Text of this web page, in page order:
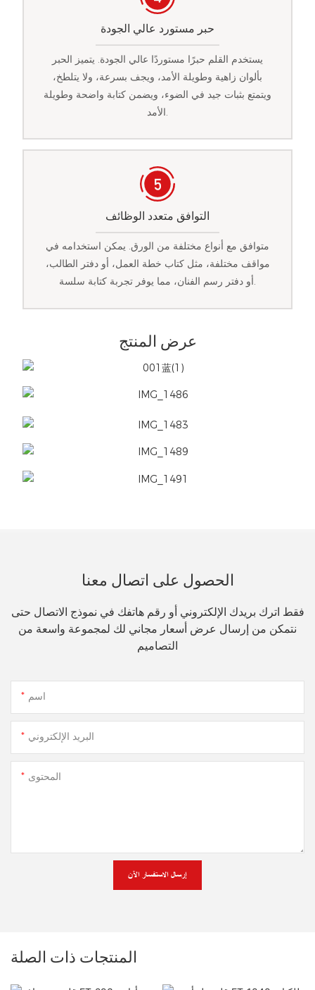
حبر مستورد عالي الجودة
يستخدم القلم حبرًا مستوردًا عالي الجودة. يتميز الحبر
بألوان زاهية وطويلة الأمد، ويجف بسرعة، ولا يتلطخ،
ويتمتع بثبات جيد في الضوء، ويضمن كتابة واضحة وطويلة
التوافق متعدد الوظائف
متوافق مع أنواع مختلفة من الورق. يمكن استخدامه في
مواقف مختلفة، مثل كتاب خطة العمل، أو دفتر الطالب،
أو دفتر رسم الفنان، مما يوفر تجربة كتابة سلسة.
عرض المنتج
الحصول على اتصال معنا
فقط اترك بريدك الإلكتروني أو رقم هاتفك في نموذج الاتصال حتى
نتمكن من إرسال عرض أسعار مجاني لك لمجموعة واسعة من
التصاميم
اسم
البريد الإلكتروني
المحتوى
إرسال الاستفسار الآن
المنتجات ذات الصلة